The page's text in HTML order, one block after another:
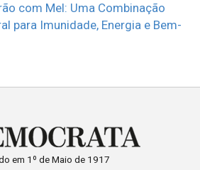
com Mel: Uma Combinação
para Imunidade, Energia e Bem-
em 1º de Maio de 1917